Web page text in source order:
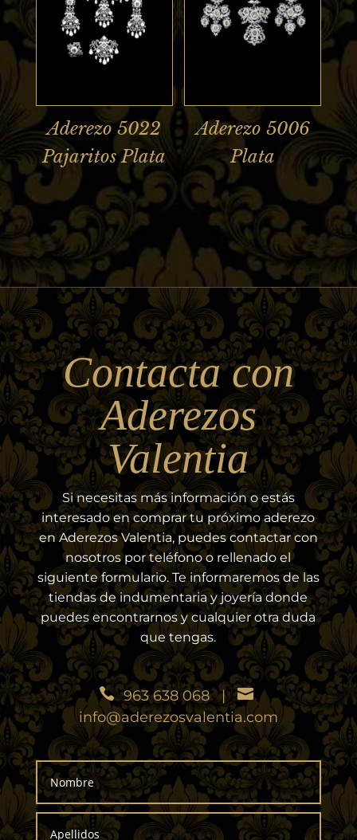
Aderezo 5022
Pajaritos Plata
Aderezo 5006
Plata
Contacta con
Aderezos
Valentia
Si necesitas más información o estás
interesado en comprar tu próximo aderezo
en Aderezos Valentia, puedes contactar con
nosotros por teléfono o rellenado el
siguiente formulario. Te informaremos de las
tiendas de indumentaria y joyería donde
puedes encontrarnos y cualquier otra duda
que tengas.
963 638 068|
info@aderezosvalentia.com